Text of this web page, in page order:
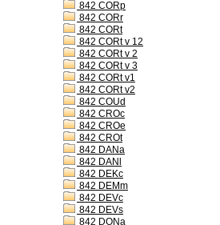
842 CORp
842 CORr
842 CORt
842 CORt v 12
842 CORt v 2
842 CORt v 3
842 CORt v1
842 CORt v2
842 COUd
842 CROc
842 CROe
842 CROt
842 DANa
842 DANl
842 DEKc
842 DEMm
842 DEVc
842 DEVs
842 DONa